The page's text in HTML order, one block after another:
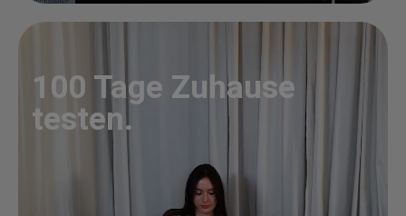
100 Tage Zuhause
testen.